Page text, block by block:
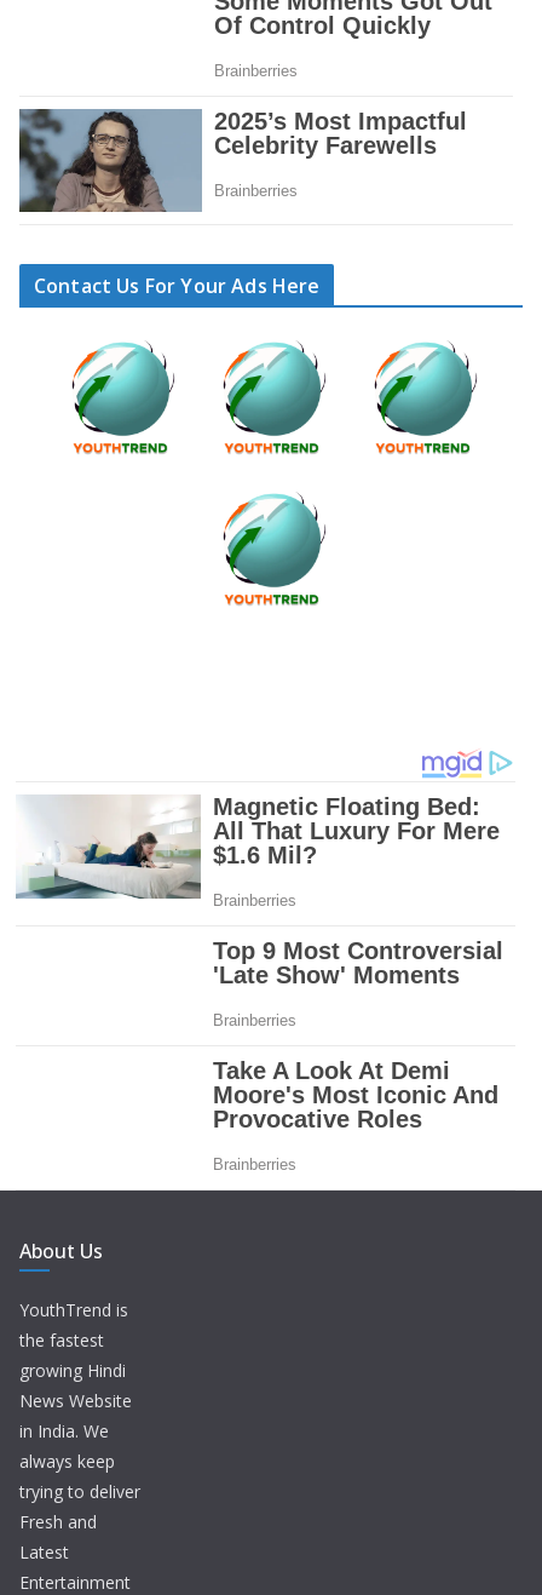
Contact Us For Your Ads Here
About Us
YouthTrend is
the fastest
growing Hindi
News Website
in India. We
always keep
trying to deliver
Fresh and
Latest
Entertainment